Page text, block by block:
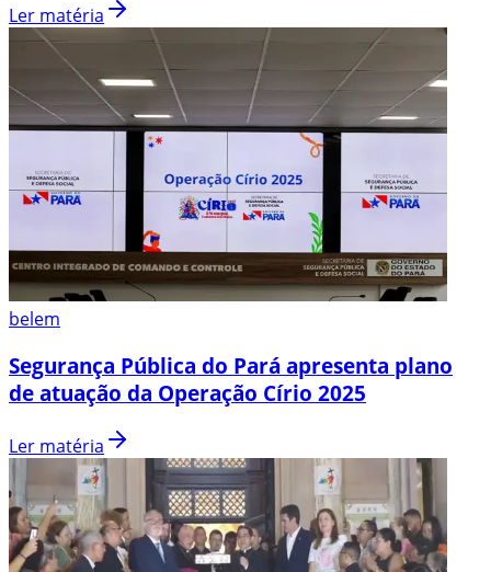
Ler matéria
belem
Segurança Pública do Pará apresenta plano
de atuação da Operação Círio 2025
Ler matéria